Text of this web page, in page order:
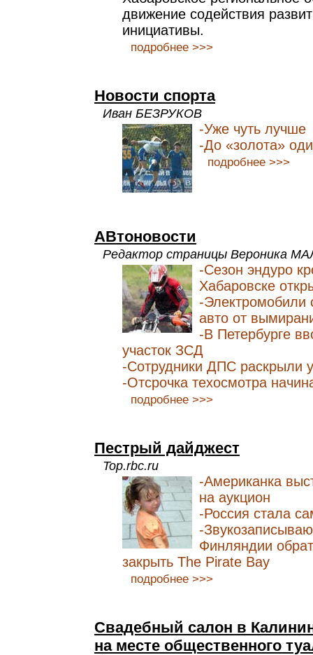
движение содействия
инициативы.
подробнее >>>
Новости спорта
Иван БЕЗРУКОВ
-Уже чуть лучше
-До «золота»
подробнее >>>
АВтоновости
Редактор страницы Вероника
-Сезон эндуро
Хабаровске
-Электромобили
авто от
-В Петербурге
участок ЗСД
-Сотрудники ДПС раскрыли
-Отсрочка техосмотра
подробнее >>>
Пестрый дайджест
Top.rbc.ru
-Американка
на аукцион
-Россия стала
-
Финляндии
закрыть The Pirate Bay
подробнее >>>
Свадебный салон в
на месте общественного